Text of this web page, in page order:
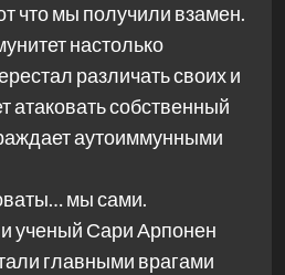
что мы получили взамен.
настолько
различать своих и
атаковать собственный
аутоиммунными
мы сами.
и ученый Сари Арпонен
главными врагами